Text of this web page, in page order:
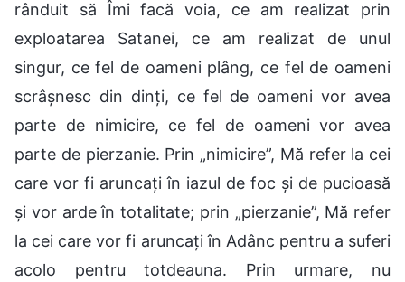
rânduit să Îmi facă voia, ce am realizat prin
exploatarea Satanei, ce am realizat de unul
singur, ce fel de oameni plâng, ce fel de oameni
scrâșnesc din dinți, ce fel de oameni vor avea
parte de nimicire, ce fel de oameni vor avea
parte de pierzanie. Prin „nimicire”, Mă refer la cei
care vor fi aruncați în iazul de foc și de pucioasă
și vor arde în totalitate; prin „pierzanie”, Mă refer
la cei care vor fi aruncați în Adânc pentru a suferi
acolo pentru totdeauna. Prin urmare, nu